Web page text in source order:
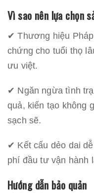
Vì sao nên lựa chọn
✔ Thương hiệu
chứng cho tuổi thọ
ưu việt.
✔ Ngăn ngừa tình
quả, kiến tạo không
sạch sẽ.
✔ Kết cấu dẻo dai
phí đầu tư vận hành
Hướng dẫn bảo quản